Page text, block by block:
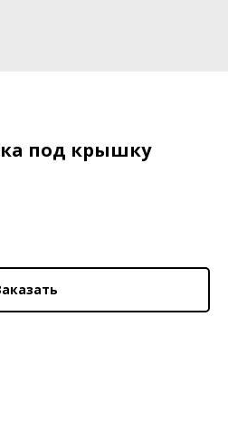
под крышку